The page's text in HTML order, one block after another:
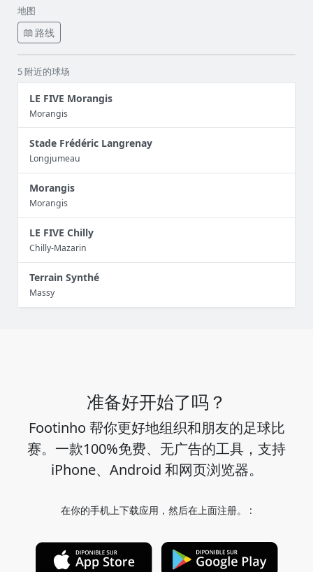
地图
路线
5 附近的球场
LE FIVE Morangis
Morangis
Stade Frédéric Langrenay
Longjumeau
Morangis
Morangis
LE FIVE Chilly
Chilly-Mazarin
Terrain Synthé
Massy
准备好开始了吗？
Footinho 帮你更好地组织和朋友的足球比
赛。一款100%免费、无广告的工具，支持
iPhone、Android 和网页浏览器。
在你的手机上下载应用，然后在上面注册。 :